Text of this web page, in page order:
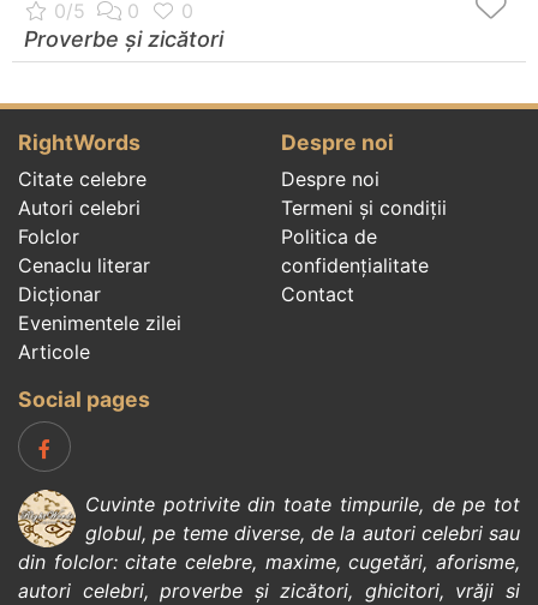
Proverbe și zicători
RightWords
Citate celebre
Autori celebri
Folclor
Cenaclu literar
Dicționar
Evenimentele zilei
Articole
Despre noi
Despre noi
Termeni și condiții
Politica de
confidenţialitate
Contact
Social pages
Cuvinte potrivite din toate timpurile, de pe tot
globul, pe teme diverse, de la autori celebrisau
din folclor:citate celebre, maxime,cugetări,aforisme,
autori celebri,proverbe și zicători, ghicitori, vrăji si